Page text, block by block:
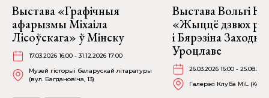
Выстава «Графічныя
афарызмы Міхаіла
Лісоўскага» ў Мінску
17.03.2026 16:00 - 31.12.2026 17:00
Музей гісторыі беларускай літаратуры
(вул. Багдановіча, 13)
Выстава Вольгі
«Жыццё дзвюх
і Бярэзіна
Уроцлаве
26.03.2026 16:00 -
Галерэя Клуба MiL